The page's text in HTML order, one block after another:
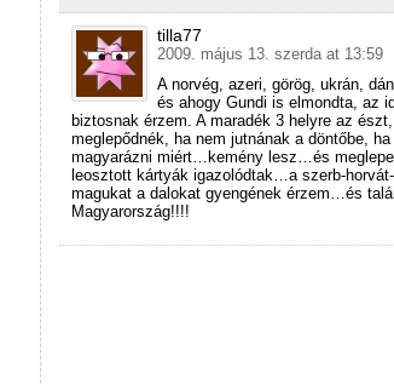
tilla77
2009. május 13. szerda at 13:59
A norvég, azeri, görög, ukrán,
és ahogy Gundi is elmondta, az
biztosnak érzem. A maradék 3 helyre az
meglepődnék, ha nem jutnának a döntőbe,
magyarázni miért…kemény lesz…és
leosztott kártyák igazolódtak…a szerb-
magukat a dalokat gyengének érzem…és
Magyarország!!!!